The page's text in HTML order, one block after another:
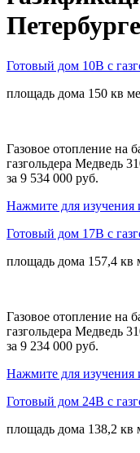
Петербурге
Готовый дом 10В с
площадь дома 150 кв
Газовое отопление на
газгольдера Медведь
за 9 534 000 руб.
Нажмите для
Готовый дом 17В с
площадь дома 157,4 кв
Газовое отопление на
газгольдера Медведь
за 9 234 000 руб.
Нажмите для
Готовый дом 24В с
площадь дома 138,2 кв